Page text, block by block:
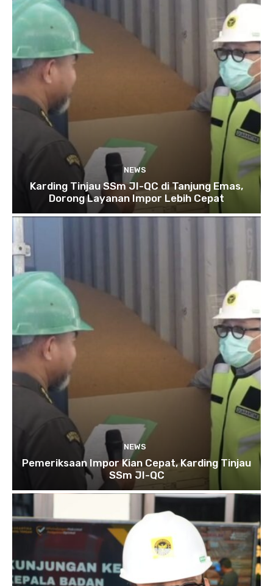
NEWS
Karding Tinjau SSm JI-QC di Tanjung Emas,
Dorong Layanan Impor Lebih Cepat
NEWS
Pemeriksaan Impor Kian Cepat, Karding Tinjau
SSm JI-QC